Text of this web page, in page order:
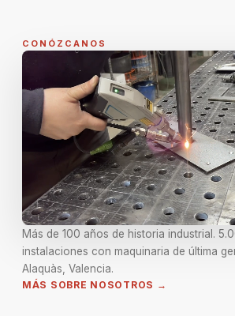
CONÓZCANOS
Más de 100 años de historia industrial.
instalaciones con maquinaria de última
Alaquàs, Valencia.
MÁS SOBRE NOSOTROS →